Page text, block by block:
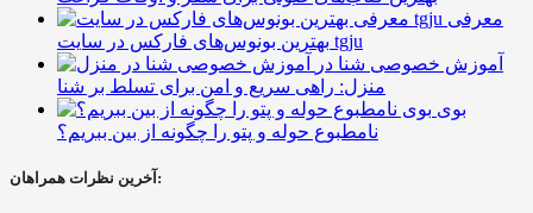
معرفی
بهترین بونوس‌های فارکس در سایت tgju
آموزش خصوصی شنا در
منزل: راهی سریع و امن برای تسلط بر شنا
بوی
نامطبوع حوله و پتو را چگونه از بین ببریم؟
آخرین نظرات همراهان: